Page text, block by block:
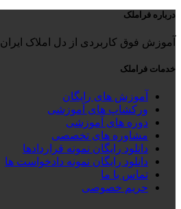
درباره فراملک
آموزش فوق کاربردی از دل املاک ایران
خدمات فراملک
آموزش های رایگان
ورکشاپ های آموزشی
دوره های آموزشی
مشاوره های تخصصی
دانلود رایگان نمونه قراردادها
دانلود رایگان نمونه دادخواست ها
تماس با ما
حریم خصوصی